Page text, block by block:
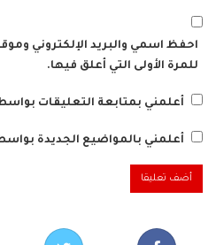
احفظ اسمي والبريد الإلكتروني
للمرة الأولى التي أعلق فيها.
أعلمني بمتابعة التعليقات
أعلمني بالمواضيع الجديدة